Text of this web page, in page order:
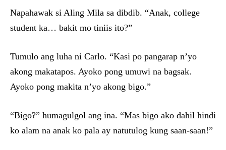
Napahawak si Aling Mila sa dibdib. “Anak, college
student ka… bakit mo tiniis ito?”
Tumulo ang luha ni Carlo. “Kasi po pangarap n’yo
akong makatapos. Ayoko pong umuwi na bagsak.
Ayoko pong makita n’yo akong bigo.”
“Bigo?” humagulgol ang ina. “Mas bigo ako dahil hindi
ko alam na anak ko pala ay natutulog kung saan-saan!”